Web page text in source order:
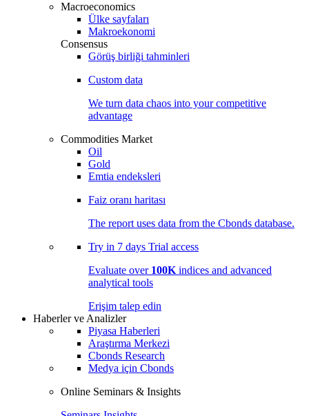
Macroeconomics
Ülke sayfaları
Makroekonomi
Consensus
Görüş birliği tahminleri
Custom data
We turn data chaos into your competitive
advantage
Commodities Market
Oil
Gold
Emtia endeksleri
Faiz oranı haritası
The report uses data from the Cbonds database.
Try in 7 days Trial access
Evaluate over 100K indices and advanced
analytical tools
Erişim talep edin
Haberler ve Analizler
Piyasa Haberleri
Araştırma Merkezi
Cbonds Research
Medya için Cbonds
Online Seminars & Insights